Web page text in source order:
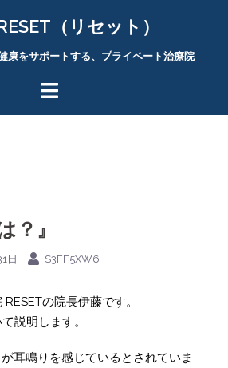
（リセット）
康をサポートする、プライベート治療院
？』
日 S3FF5XW6
の院長伊藤です。
説明します。
耳鳴りを感じているとされていま